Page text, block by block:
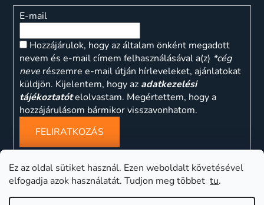
Ez az oldal sütiket használ. Ezen weboldalt követésével
elfogadja azok használatát. Tudjon meg többet tu.
E-mail
Hozzájárulok, hogy az általam önként megadott
nevem és e-mail címem felhasználásával a(z) *cég
neve részemre e-mail útján hírleveleket, ajánlatokat
küldjön. Kijelentem, hogy az adatkezelési
tájékoztatótelolvastam. Megértettem, hogy a
hozzájárulásom bármikor visszavonhatom.
FELIRATKOZÁS